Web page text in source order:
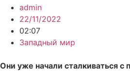
admin
22/11/2022
02:07
Западный мир
Они уже начали сталкиваться с